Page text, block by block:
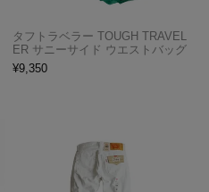
タフトラベラー TOUGH TRAVEL
ER サニーサイド ウエストバッグ
¥9,350